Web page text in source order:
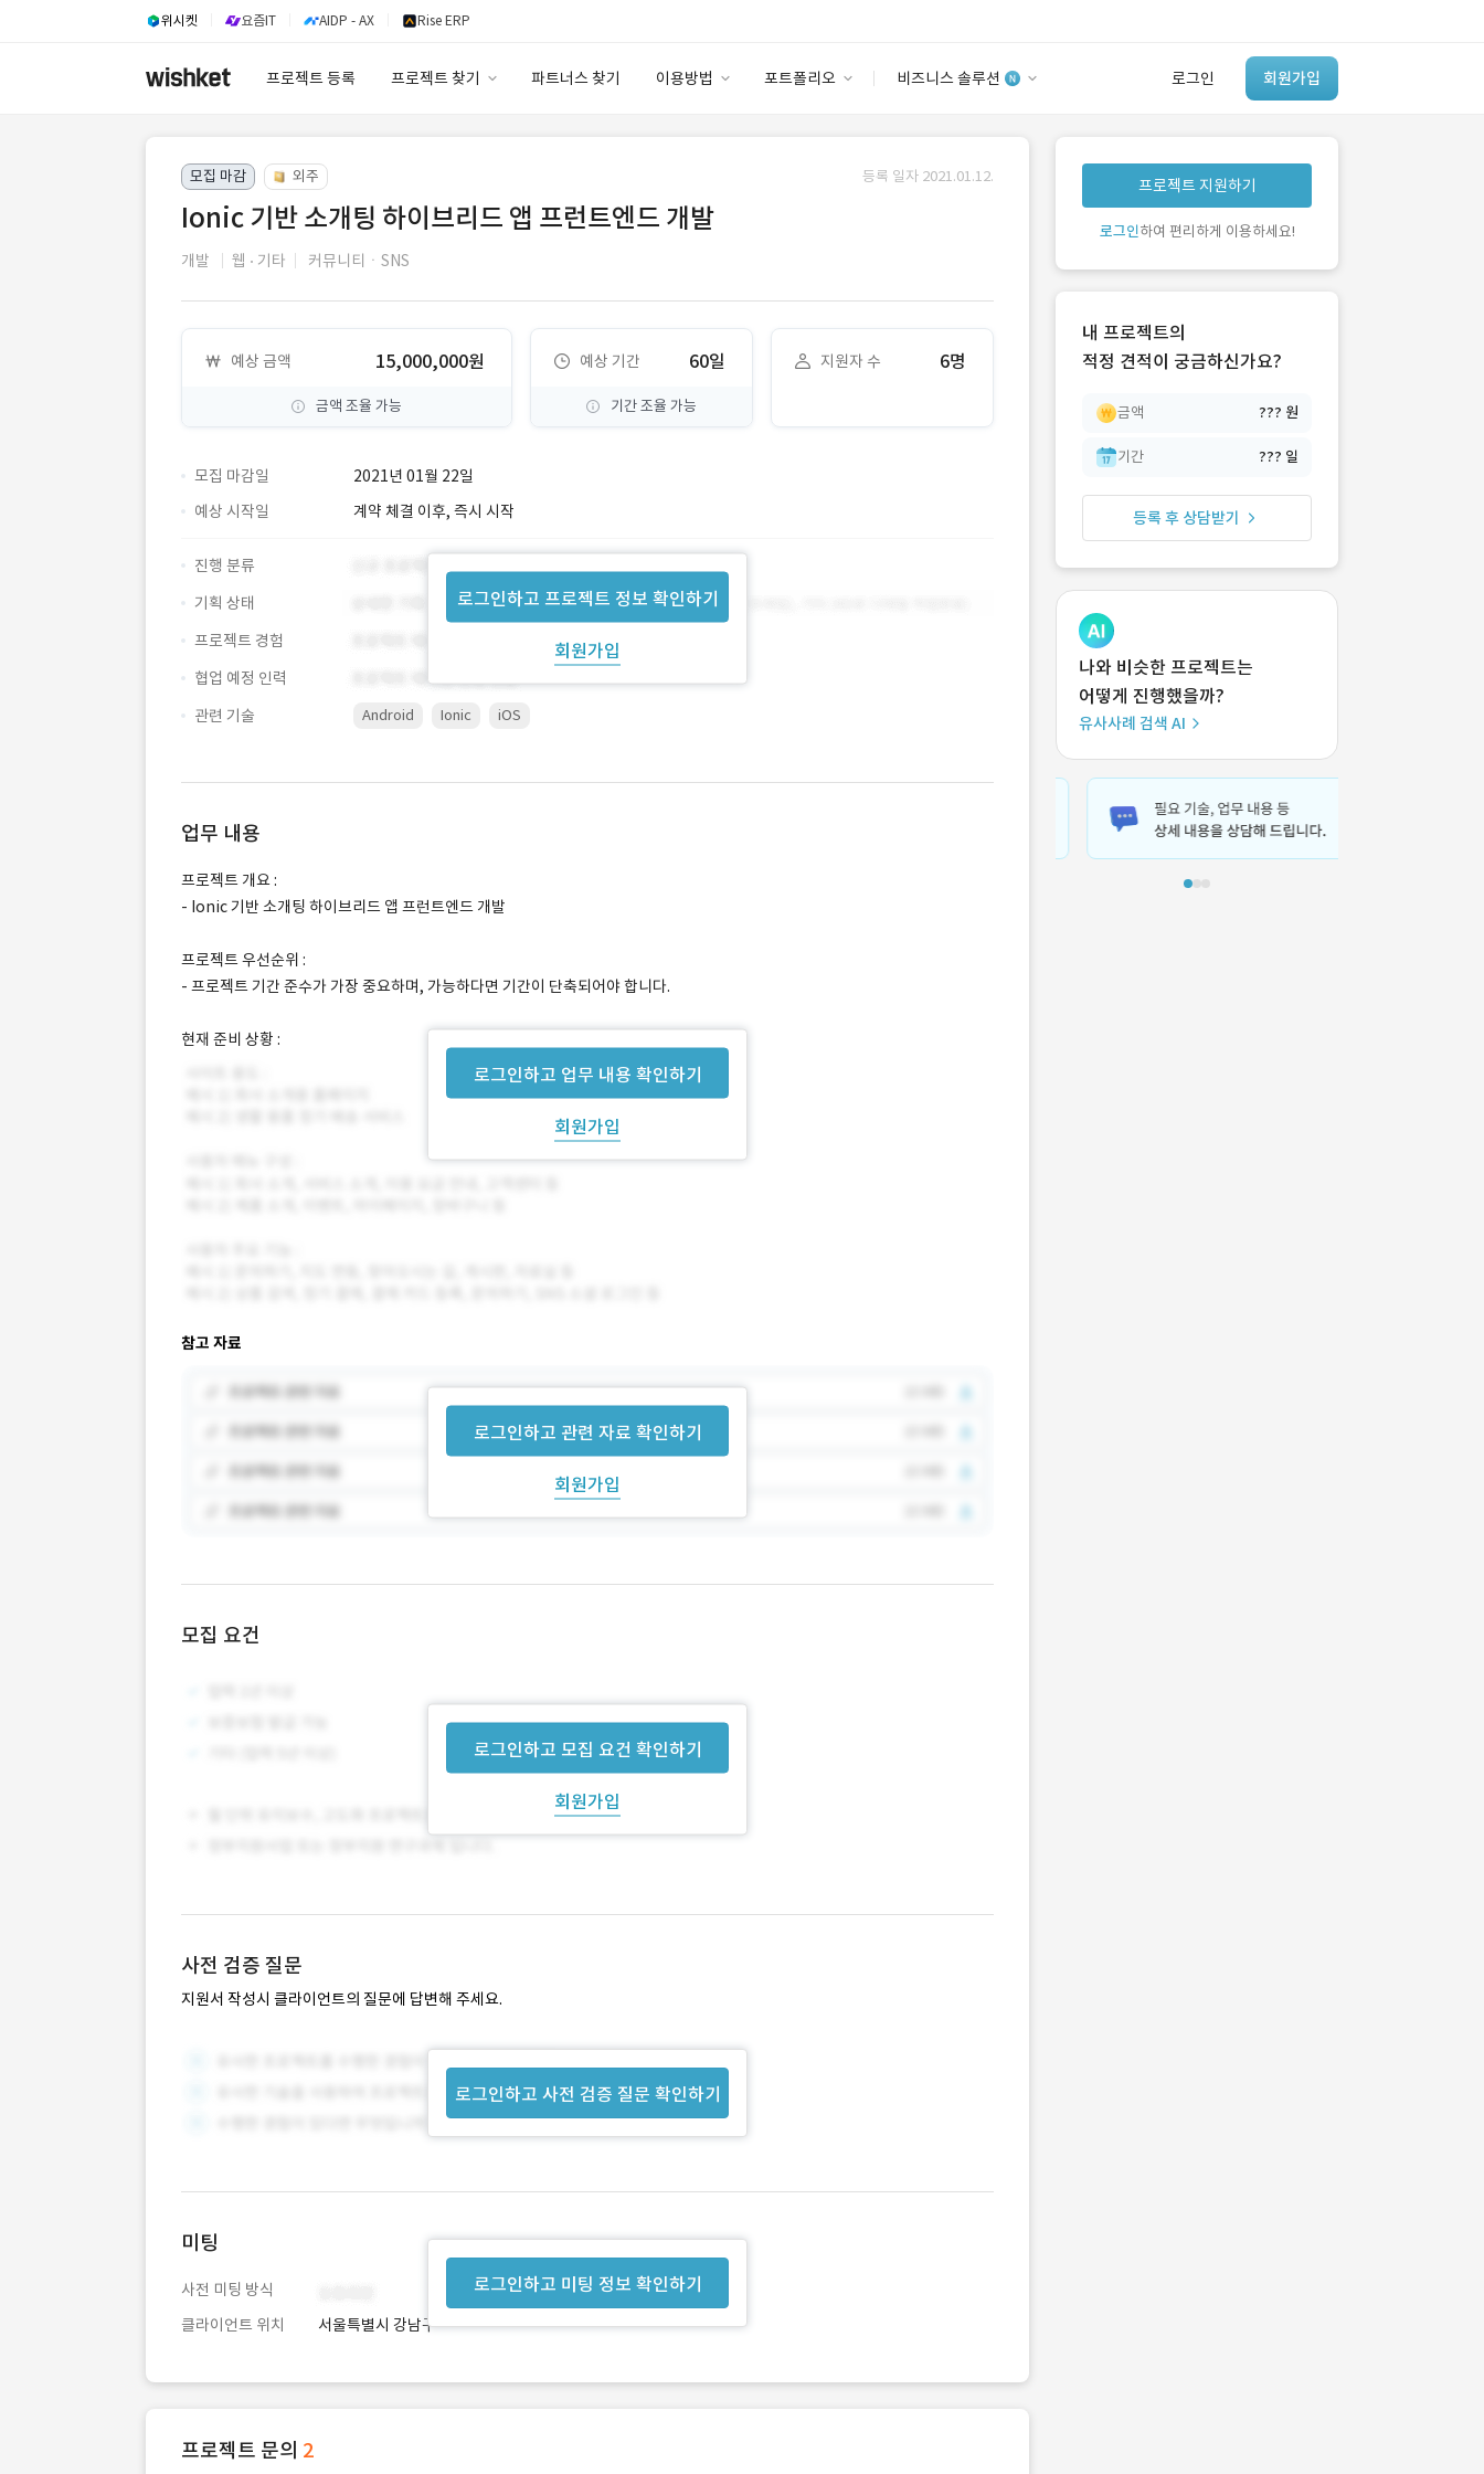
위시켓 요즘IT AIDP - AX Rise ERP
프로젝트 등록 프로젝트 찾기 파트너스 찾기 이용방법 포트폴리오 비즈니스 솔루션 로그인 회원가입
이용요금
고객센터
안심 코드 케어
유사사례 검색 AI
‘이런 거’ 만들어본
개발 회사 있어?
모집 마감 외주 등록 일자 2021.01.12.
Ionic 기반 소개팅 하이브리드 앱 프런트엔드 개발
개발 웹 기타 커뮤니티ㆍSNS
예상 금액 15,000,000원
금액 조율 가능
예상 기간 60일
기간 조율 가능
지원자 수 6명
모집 마감일 2021년 01월 22일
로그인하고 프로젝트 정보 확인하기
회원가입
예상 시작일 계약 체결 이후, 즉시 시작
진행 분류
기획 상태
프로젝트 경험
협업 예정 인력
관련 기술
Android Ionic iOS
업무 내용
로그인하고 업무 내용 확인하기
회원가입
프로젝트 개요 :
- Ionic 기반 소개팅 하이브리드 앱 프런트엔드 개발
프로젝트 우선순위 :
- 프로젝트 기간 준수가 가장 중요하며, 가능하다면 기간이 단축되어야 합니다.
현재 준비 상황 :
참고 자료
로그인하고 관련 자료 확인하기
회원가입
모집 요건
로그인하고 모집 요건 확인하기
회원가입
사전 검증 질문
지원서 작성시 클라이언트의 질문에 답변해 주세요.
로그인하고 사전 검증 질문 확인하기
로그인하고 미팅 정보 확인하기
미팅
사전 미팅 방식
클라이언트 위치
서울특별시 강남구
프로젝트 문의 2
프로젝트 지원하기
로그인하여 편리하게 이용하세요!
내 프로젝트의
적정 견적이 궁금하신가요?
금액 ??? 원
기간 ??? 일
등록 후 상담받기
나와 비슷한 프로젝트는
어떻게 진행했을까?
유사사례 검색 AI